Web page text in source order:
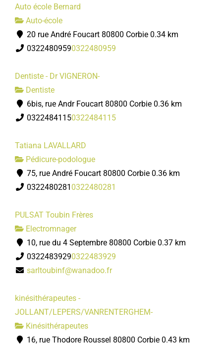
Auto école Bernard
Auto-école
20 rue André Foucart 80800 Corbie 0.34 km
03224809590322480959
Dentiste - Dr VIGNERON-
Dentiste
6bis, rue Andr Foucart 80800 Corbie 0.36 km
03224841150322484115
Tatiana LAVALLARD
Pédicure-podologue
75, rue André Foucart 80800 Corbie 0.36 km
0322480281 0322480281
PULSAT Toubin Frères
Electromnager
10, rue du 4 Septembre 80800 Corbie 0.37 km
03224839290322483929
sarltoubinf@wanadoo.fr
kinésithérapeutes -
JOLLANT/LEPERS/VANRENTERGHEM-
Kinésithérapeutes
16, rue Thodore Roussel 80800 Corbie 0.43 km